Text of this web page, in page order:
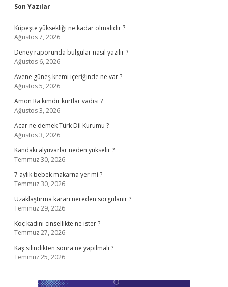
Sidebar
Son Yazılar
Küpeşte yüksekliği ne kadar olmalıdır ?
Ağustos 7, 2026
Deney raporunda bulgular nasıl yazılır ?
Ağustos 6, 2026
Avene güneş kremi içeriğinde ne var ?
Ağustos 5, 2026
Amon Ra kimdir kurtlar vadisi ?
Ağustos 3, 2026
Acar ne demek Türk Dil Kurumu ?
Ağustos 3, 2026
Kandaki alyuvarlar neden yükselir ?
Temmuz 30, 2026
7 aylık bebek makarna yer mi ?
Temmuz 30, 2026
Uzaklaştırma kararı nereden sorgulanır ?
Temmuz 29, 2026
Koç kadını cinsellikte ne ister ?
Temmuz 27, 2026
Kaş silindikten sonra ne yapılmalı ?
Temmuz 25, 2026